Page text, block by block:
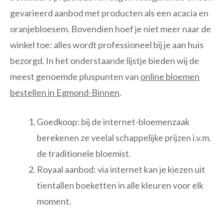
gevarieerd aanbod met producten als een acacia en
oranjebloesem. Bovendien hoef je niet meer naar de
winkel toe: alles wordt professioneel bij je aan huis
bezorgd. In het onderstaande lijstje bieden wij de
meest genoemde pluspunten van online bloemen
bestellen in Egmond-Binnen.
Goedkoop: bij de internet-bloemenzaak
berekenen ze veelal schappelijke prijzen i.v.m.
de traditionele bloemist.
Royaal aanbod: via internet kan je kiezen uit
tientallen boeketten in alle kleuren voor elk
moment.